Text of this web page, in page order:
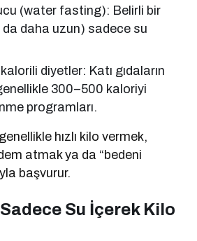
(water fasting): Belirli bir
daha uzun) sadece su
kalorili diyetler: Katı gıdaların
genellikle 300–500 kaloriyi
programları.
hızlı kilo vermek,
atmak ya da “bedeni
başvurur.
Su İçerek Kilo